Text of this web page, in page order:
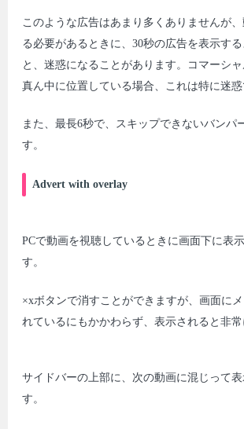
このような広告はあまり多くありませんが
る必要があるときに、30秒の広告を表示す
と、迷惑になることがあります。コマーシ
真ん中に位置している場合、これは特に迷惑
また、最長6秒で、スキップできないバンパ
す。
Advert with overlay
PCで動画を視聴しているときに画面下に表
す。
×xボタンで消すことができますが、画面に
れているにもかかわらず、表示されると非常
サイドバーの上部に、次の動画に混じって
す。